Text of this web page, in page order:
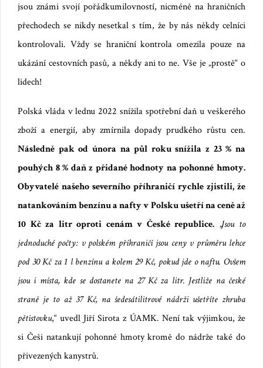
jsou známi svojí pořádkumilovností, nicméně na hraničních
přechodech se nikdy nesetkal s tím, že by nás někdy celníci
kontrolovali. Vždy se hraniční kontrola omezila pouze na
ukázání cestovních pasů, a někdy ani to ne. Vše je „prostě“ o
lidech!
Polská vláda v lednu 2022 snížila spotřební daň u veškerého
zboží a energií, aby zmírnila dopady prudkého růstu cen.
Následně pak od února na půl roku snížila z 23 % na
pouhých 8 % daň z přidané hodnoty na pohonné hmoty.
Obyvatelé našeho severního příhraničí rychle zjistili, že
natankováním benzínu a nafty v Polsku ušetří na ceně až
10 Kč za litr oproti cenám v České republice. „Jsou to
jednoduché počty: v polském příhraničí jsou ceny v průměru lehce
pod 30 Kč za 1 l benzínu a kolem 29 Kč, pokud jde o naftu. Ovšem
jsou i místa, kde se dostanete na 27 Kč za litr. Jestliže na české
straně je to až 37 Kč, na šedesátilitrové nádrži ušetříte zhruba
pětistovku,“ uvedl Jiří Sirotaz ÚAMK. Není tak výjimkou, že
si Češi natankují pohonné hmoty kromě do nádrže také do
přivezených kanystrů.